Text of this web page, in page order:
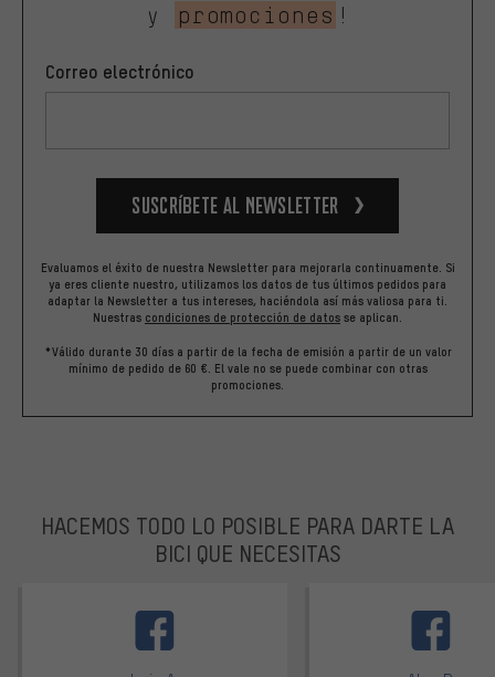
y
promociones !
Correo electrónico
Suscríbete al newsletter
Evaluamos el éxito de nuestra Newsletter para mejorarla continuamente. Si
ya eres cliente nuestro, utilizamos los datos de tus últimos pedidos para
adaptar la Newsletter a tus intereses, haciéndola así más valiosa para ti.
Nuestras condiciones de protección de datos se aplican.
*Válido durante 30 días a partir de la fecha de emisión a partir de un valor
mínimo de pedido de 60 €. El vale no se puede combinar con otras
promociones.
HACEMOS TODO LO POSIBLE PARA DARTE LA
BICI QUE NECESITAS